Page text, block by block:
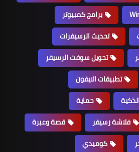
برامج كمبيوتر
تحديث الرسيفرات
تحويل سوفت الرسيفر
تطبيقات الايفون
حماية
فلاشة رسيفر
قصة وعبرة
كوميدي